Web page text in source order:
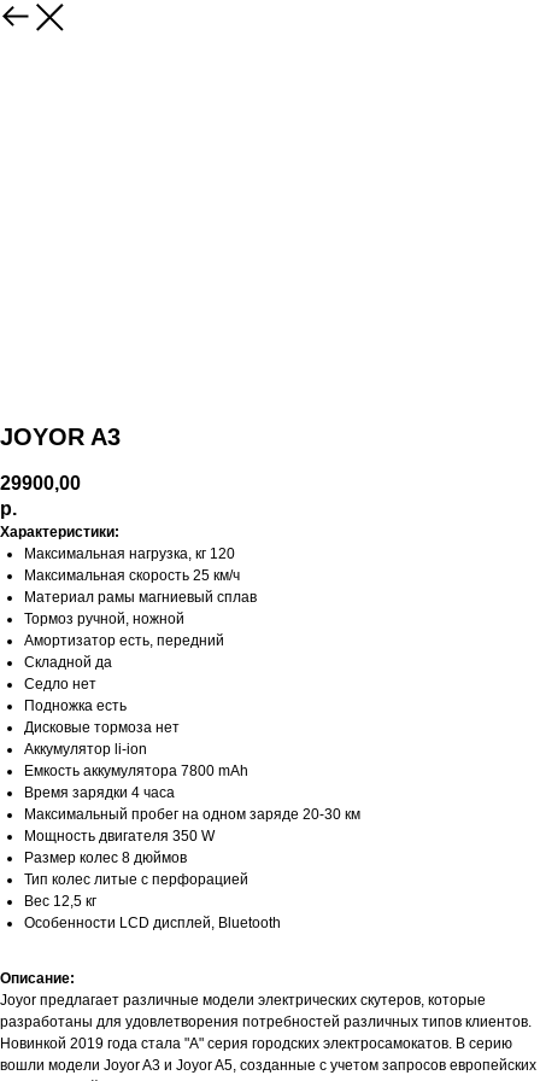
JOYOR A3
29900,00
р.
Характеристики:
Максимальная нагрузка, кг 120
Максимальная скорость 25 км/ч
Материал рамы магниевый сплав
Тормоз ручной, ножной
Амортизатор есть, передний
Складной да
Седло нет
Подножка есть
Дисковые тормоза нет
Аккумулятор li-ion
Емкость аккумулятора 7800 mAh
Время зарядки 4 часа
Максимальный пробег на одном заряде 20-30 км
Мощность двигателя 350 W
Размер колес 8 дюймов
Тип колес литые с перфорацией
Вес 12,5 кг
Особенности LCD дисплей, Bluetooth
Описание:
Joyor предлагает различные модели электрических скутеров, которые
разработаны для удовлетворения потребностей различных типов клиентов.
Новинкой 2019 года стала "А" серия городских электросамокатов. В серию
вошли модели Joyor A3 и Joyor A5, созданные с учетом запросов европейских